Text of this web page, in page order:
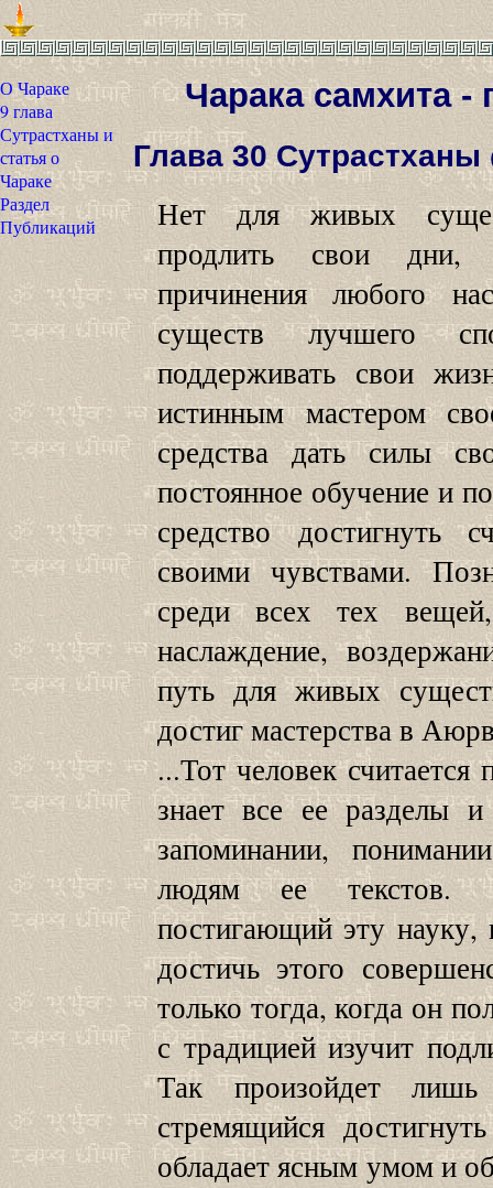
О Чараке
9 глава
Сутрастханы и
статья о
Чараке
Раздел
Публикаций
Чарака самхита -
Глава 30 Сутрастханы
Нет для живых
продлить свои дни,
причинения любого
существ лучшего
поддерживать свои
истинным мастером
средства дать силы
постоянное обучение и
средство достигнуть
своими чувствами.
среди всех тех
наслаждение,
путь для живых
достиг мастерства в
...Тот человек
знает все ее разделы
запоминании,
людям ее текстов.
постигающий эту
достичь этого
только тогда, когда он
с традицией изучит
Так произойдет
стремящийся
обладает ясным умом и